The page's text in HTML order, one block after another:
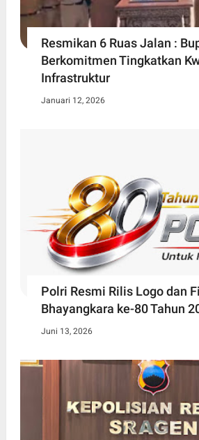
Resmikan 6 Ruas Jalan :
Berkomitmen Tingkatkan
Infrastruktur
Januari 12, 2026
Polri Resmi Rilis Logo dan
Bhayangkara ke-80 Tahun
Juni 13, 2026